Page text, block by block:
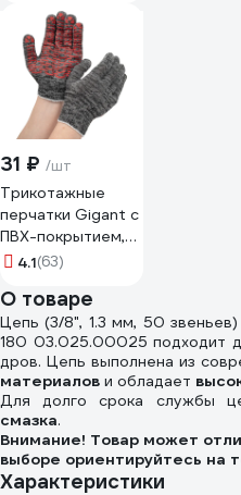
31 ₽ /шт
Трикотажные
перчатки Gigant с
ПВХ-покрытием,
серые GGC-13
4.1(63)
О товаре
Цепь (3/8", 1.3 мм, 50
180 03.025.00025 подходит
дров. Цепь выполнена из
материалов и обладает
Для долго срока службы
смазка.
Внимание! Товар может
выборе ориентируйтесь на
Характеристики